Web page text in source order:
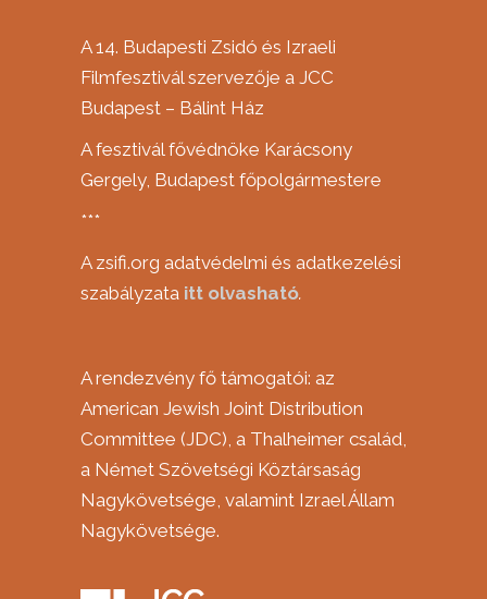
A 14. Budapesti Zsidó és Izraeli
Filmfesztivál szervezője a JCC
Budapest – Bálint Ház
A fesztivál fővédnöke Karácsony
Gergely, Budapest főpolgármestere
***
A zsifi.org adatvédelmi és adatkezelési
szabályzata itt olvasható.
A rendezvény fő támogatói: az
American Jewish Joint Distribution
Committee (JDC), a Thalheimer család,
a Német Szövetségi Köztársaság
Nagykövetsége, valamint Izrael Állam
Nagykövetsége.